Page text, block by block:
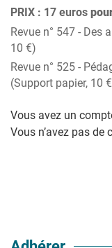
PRIX : 17 euros
Revue n° 547 - Des
10 €)
Revue n° 525 -
(Support papier, 10
Vous avez un
Vous n’avez pas de